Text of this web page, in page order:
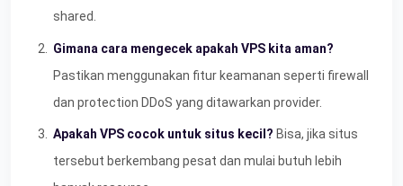
shared.
Gimana cara mengecek apakah VPS kita aman?
Pastikan menggunakan fitur keamanan seperti firewall
dan protection DDoS yang ditawarkan provider.
Apakah VPS cocok untuk situs kecil? Bisa, jika situs
tersebut berkembang pesat dan mulai butuh lebih